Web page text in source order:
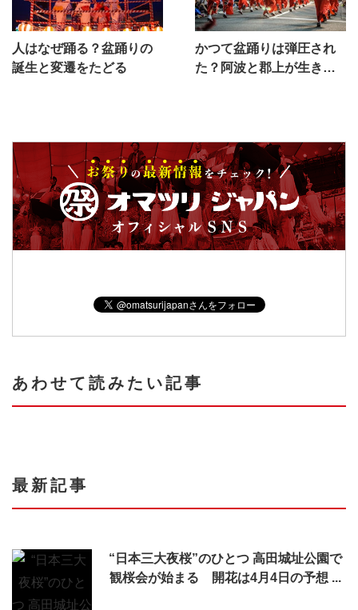
人はなぜ踊る？盆踊りの
誕生と変遷をたどる
かつて盆踊りは弾圧され
た？阿波と郡上が生き残
あわせて読みたい記事
最新記事
“日本三大夜桜”のひとつ 高田城址公園で
観桜会が始まる 開花は4月4日の予想 ...